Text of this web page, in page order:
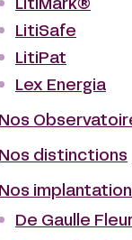
LitiMark®
LitiSafe
LitiPat
Lex Energia
Nos
Nos distinctions
Nos
De Gaulle